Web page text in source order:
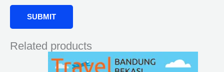
Related products